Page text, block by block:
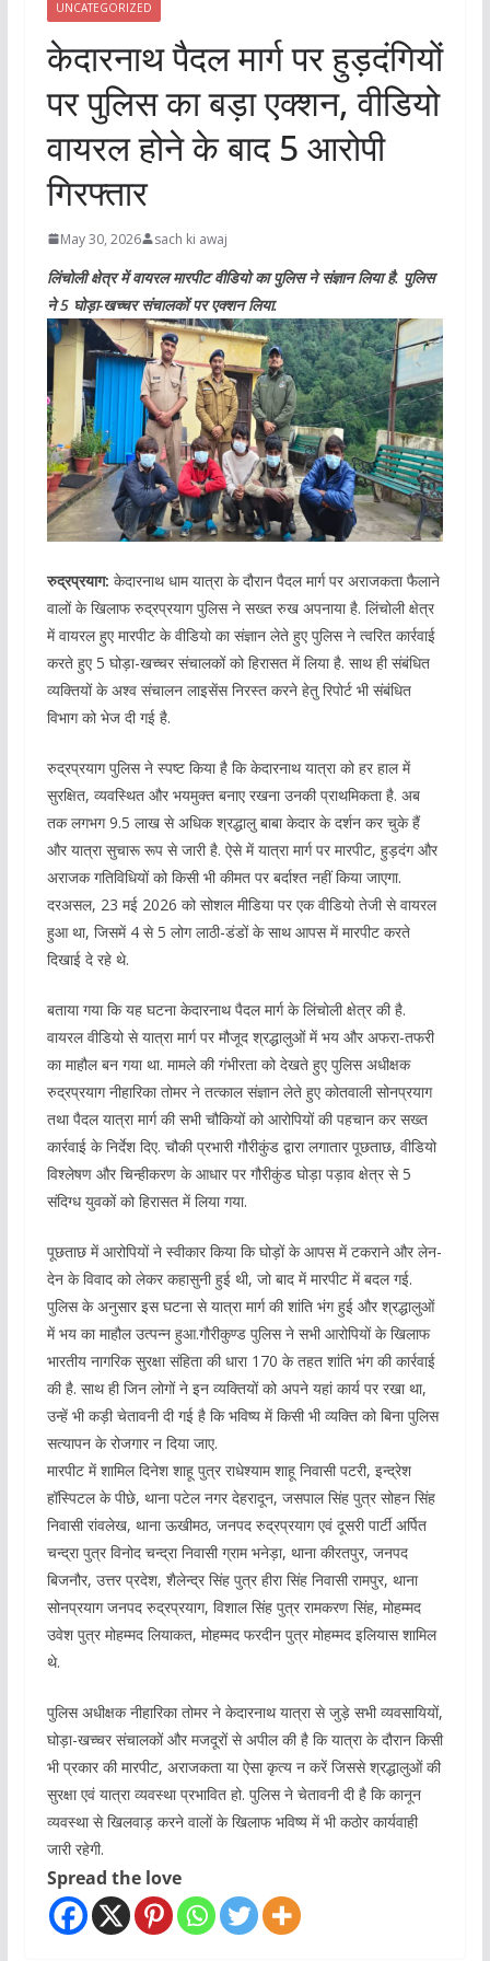
UNCATEGORIZED
केदारनाथ पैदल मार्ग पर हुड़दंगियों
पर पुलिस का बड़ा एक्शन, वीडियो
वायरल होने के बाद 5 आरोपी
गिरफ्तार
May 30, 2026 sach ki awaj
लिंचोली क्षेत्र में वायरल मारपीट वीडियो का पुलिस ने संज्ञान लिया है. पुलिस
ने 5 घोड़ा-खच्चर संचालकों पर एक्शन लिया.
रुद्रप्रयाग: केदारनाथ धाम यात्रा के दौरान पैदल मार्ग पर अराजकता फैलाने
वालों के खिलाफ रुद्रप्रयाग पुलिस ने सख्त रुख अपनाया है. लिंचोली क्षेत्र
में वायरल हुए मारपीट के वीडियो का संज्ञान लेते हुए पुलिस ने त्वरित कार्रवाई
करते हुए 5 घोड़ा-खच्चर संचालकों को हिरासत में लिया है. साथ ही संबंधित
व्यक्तियों के अश्व संचालन लाइसेंस निरस्त करने हेतु रिपोर्ट भी संबंधित
विभाग को भेज दी गई है.
रुद्रप्रयाग पुलिस ने स्पष्ट किया है कि केदारनाथ यात्रा को हर हाल में
सुरक्षित, व्यवस्थित और भयमुक्त बनाए रखना उनकी प्राथमिकता है. अब
तक लगभग 9.5 लाख से अधिक श्रद्धालु बाबा केदार के दर्शन कर चुके हैं
और यात्रा सुचारू रूप से जारी है. ऐसे में यात्रा मार्ग पर मारपीट, हुड़दंग और
अराजक गतिविधियों को किसी भी कीमत पर बर्दाश्त नहीं किया जाएगा.
दरअसल, 23 मई 2026 को सोशल मीडिया पर एक वीडियो तेजी से वायरल
हुआ था, जिसमें 4 से 5 लोग लाठी-डंडों के साथ आपस में मारपीट करते
दिखाई दे रहे थे.
बताया गया कि यह घटना केदारनाथ पैदल मार्ग के लिंचोली क्षेत्र की है.
वायरल वीडियो से यात्रा मार्ग पर मौजूद श्रद्धालुओं में भय और अफरा-तफरी
का माहौल बन गया था. मामले की गंभीरता को देखते हुए पुलिस अधीक्षक
रुद्रप्रयाग नीहारिका तोमर ने तत्काल संज्ञान लेते हुए कोतवाली सोनप्रयाग
तथा पैदल यात्रा मार्ग की सभी चौकियों को आरोपियों की पहचान कर सख्त
कार्रवाई के निर्देश दिए. चौकी प्रभारी गौरीकुंड द्वारा लगातार पूछताछ, वीडियो
विश्लेषण और चिन्हीकरण के आधार पर गौरीकुंड घोड़ा पड़ाव क्षेत्र से 5
संदिग्ध युवकों को हिरासत में लिया गया.
पूछताछ में आरोपियों ने स्वीकार किया कि घोड़ों के आपस में टकराने और लेन-
देन के विवाद को लेकर कहासुनी हुई थी, जो बाद में मारपीट में बदल गई.
पुलिस के अनुसार इस घटना से यात्रा मार्ग की शांति भंग हुई और श्रद्धालुओं
में भय का माहौल उत्पन्न हुआ.गौरीकुण्ड पुलिस ने सभी आरोपियों के खिलाफ
भारतीय नागरिक सुरक्षा संहिता की धारा 170 के तहत शांति भंग की कार्रवाई
की है. साथ ही जिन लोगों ने इन व्यक्तियों को अपने यहां कार्य पर रखा था,
उन्हें भी कड़ी चेतावनी दी गई है कि भविष्य में किसी भी व्यक्ति को बिना पुलिस
सत्यापन के रोजगार न दिया जाए.
मारपीट में शामिल दिनेश शाहू पुत्र राधेश्याम शाहू निवासी पटरी, इन्द्रेश
हॉस्पिटल के पीछे, थाना पटेल नगर देहरादून, जसपाल सिंह पुत्र सोहन सिंह
निवासी रांवलेख, थाना ऊखीमठ, जनपद रुद्रप्रयाग एवं दूसरी पार्टी अर्पित
चन्द्रा पुत्र विनोद चन्द्रा निवासी ग्राम भनेड़ा, थाना कीरतपुर, जनपद
बिजनौर, उत्तर प्रदेश, शैलेन्द्र सिंह पुत्र हीरा सिंह निवासी रामपुर, थाना
सोनप्रयाग जनपद रुद्रप्रयाग, विशाल सिंह पुत्र रामकरण सिंह, मोहम्मद
उवेश पुत्र मोहम्मद लियाकत, मोहम्मद फरदीन पुत्र मोहम्मद इलियास शामिल
थे.
पुलिस अधीक्षक नीहारिका तोमर ने केदारनाथ यात्रा से जुड़े सभी व्यवसायियों,
घोड़ा-खच्चर संचालकों और मजदूरों से अपील की है कि यात्रा के दौरान किसी
भी प्रकार की मारपीट, अराजकता या ऐसा कृत्य न करें जिससे श्रद्धालुओं की
सुरक्षा एवं यात्रा व्यवस्था प्रभावित हो. पुलिस ने चेतावनी दी है कि कानून
व्यवस्था से खिलवाड़ करने वालों के खिलाफ भविष्य में भी कठोर कार्यवाही
जारी रहेगी.
Spread the love